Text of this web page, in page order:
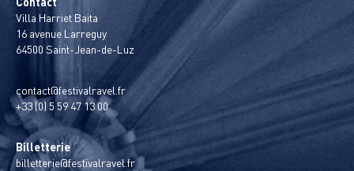
Villa Harriet Baita
16 avenue Larreguy
64500 Saint-Jean-de-Luz
contact@festivalravel.fr
+33 (0) 5 59 47 13 00
Billetterie
billetterie@festivalravel.fr